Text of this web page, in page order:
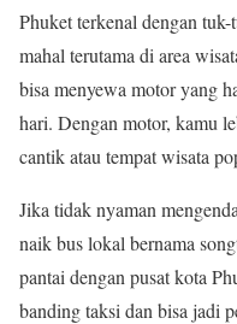
Phuket terkenal dengan
mahal terutama di area
bisa menyewa motor yang
hari. Dengan motor, kamu
cantik atau tempat wisata
Jika tidak nyaman
naik bus lokal bernama
pantai dengan pusat kota
banding taksi dan bisa jadi